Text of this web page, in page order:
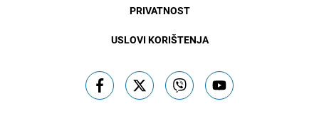
PRIVATNOST
USLOVI KORIŠTENJA